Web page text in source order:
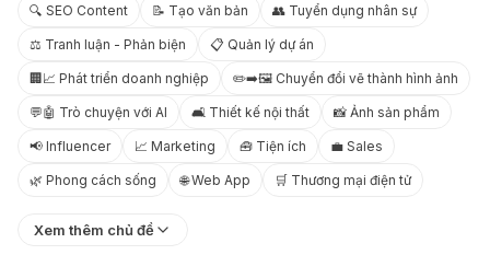
🔍 SEO Content 📝 Tạo văn bản 👥 Tuyển dụng nhân sự
⚖️ Tranh luận - Phản biện 📋 Quản lý dự án
🏢📈 Phát triển doanh nghiệp ✏️➡️🖼️ Chuyển đổi vẽ thành hình ảnh
💬🤖 Trò chuyện với AI 🛋️ Thiết kế nội thất 📸 Ảnh sản phẩm
📢 Influencer 📈 Marketing 🧰 Tiện ích 💼 Sales
🌿 Phong cách sống 🌐 Web App 🛒 Thương mại điện tử
Xem thêm chủ đề